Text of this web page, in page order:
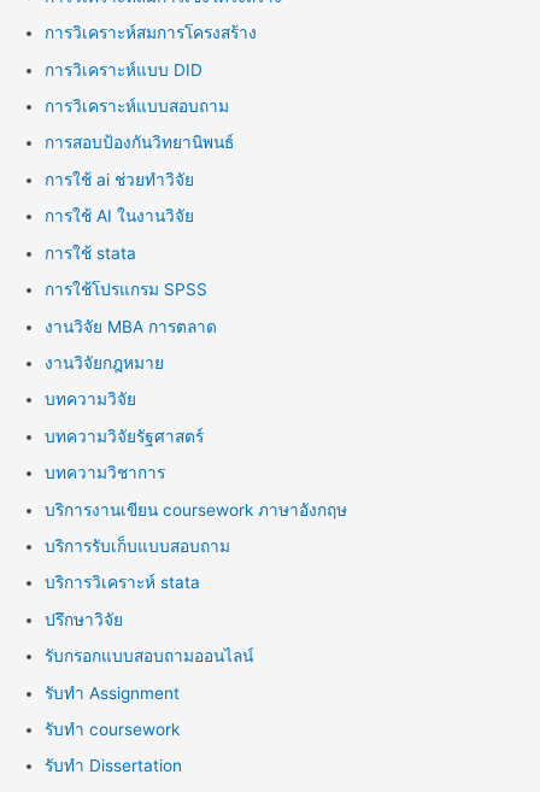
การวิเคราะห์สมการโครงสร้าง
การวิเคราะห์แบบ DID
การวิเคราะห์แบบสอบถาม
การสอบป้องกันวิทยานิพนธ์
การใช้ ai ช่วยทำวิจัย
การใช้ AI ในงานวิจัย
การใช้ stata
การใช้โปรแกรม SPSS
งานวิจัย MBA การตลาด
งานวิจัยกฎหมาย
บทความวิจัย
บทความวิจัยรัฐศาสตร์
บทความวิชาการ
บริการงานเขียน coursework ภาษาอังกฤษ
บริการรับเก็บแบบสอบถาม
บริการวิเคราะห์ stata
ปรึกษาวิจัย
รับกรอกแบบสอบถามออนไลน์
รับทำ Assignment
รับทำ coursework
รับทำ Dissertation